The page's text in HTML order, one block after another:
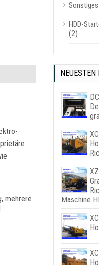
mehrere
HDD-
(2)
NEUESTEN
Maschine